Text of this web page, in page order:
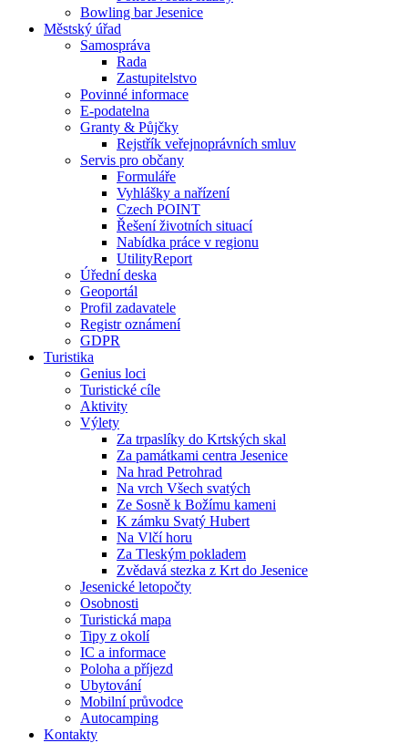
Bowling bar Jesenice
Městský úřad
Samospráva
Rada
Zastupitelstvo
Povinné informace
E-podatelna
Granty & Půjčky
Rejstřík veřejnoprávních smluv
Servis pro občany
Formuláře
Vyhlášky a nařízení
Czech POINT
Řešení životních situací
Nabídka práce v regionu
UtilityReport
Úřední deska
Geoportál
Profil zadavatele
Registr oznámení
GDPR
Turistika
Genius loci
Turistické cíle
Aktivity
Výlety
Za trpaslíky do Krtských skal
Za památkami centra Jesenice
Na hrad Petrohrad
Na vrch Všech svatých
Ze Sosně k Božímu kameni
K zámku Svatý Hubert
Na Vlčí horu
Za Tleským pokladem
Zvědavá stezka z Krt do Jesenice
Jesenické letopočty
Osobnosti
Turistická mapa
Tipy z okolí
IC a informace
Poloha a příjezd
Ubytování
Mobilní průvodce
Autocamping
Kontakty